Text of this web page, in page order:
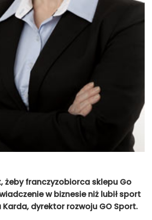
żeby franczyzobiorca sklepu Go
w biznesie niż lubił sport
dyrektor rozwoju GO Sport.